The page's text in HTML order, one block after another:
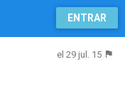
ENTRAR
el 29 jul. 15